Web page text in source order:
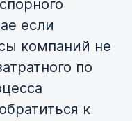
если
компаний не
по
к